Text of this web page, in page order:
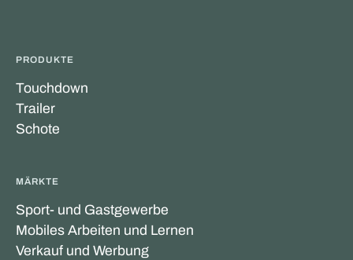
PRODUKTE
Touchdown
Trailer
Schote
MÄRKTE
Sport- und Gastgewerbe
Mobiles Arbeiten und Lernen
Verkauf und Werbung